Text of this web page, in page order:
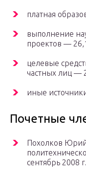
платная
выполнение
проектов —
целевые
частных лиц —
иные
Почетные
Похолков
сентябрь 2008 г.